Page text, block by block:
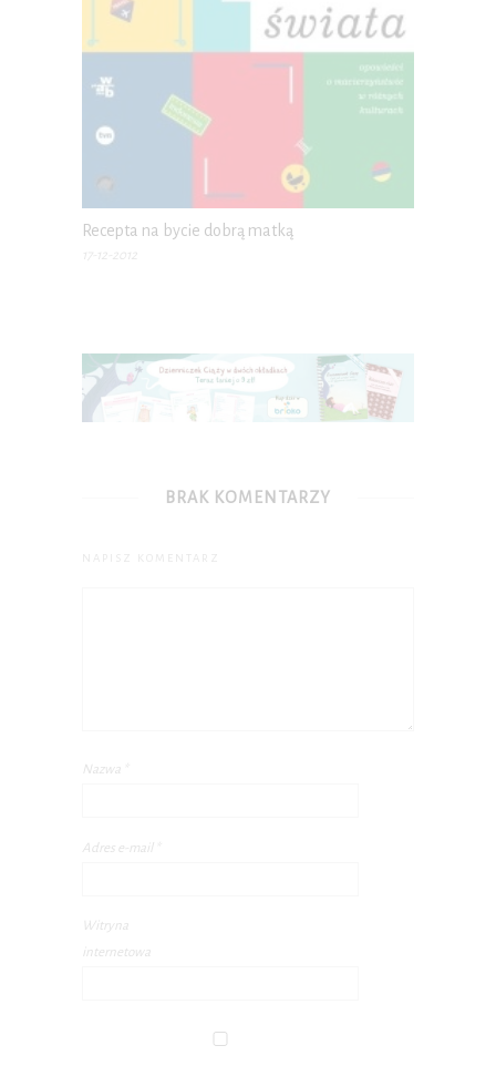
Recepta na bycie dobrą matką
17-12-2012
BRAK KOMENTARZY
Nazwa
Adres e-mail
Witryna
internetowa